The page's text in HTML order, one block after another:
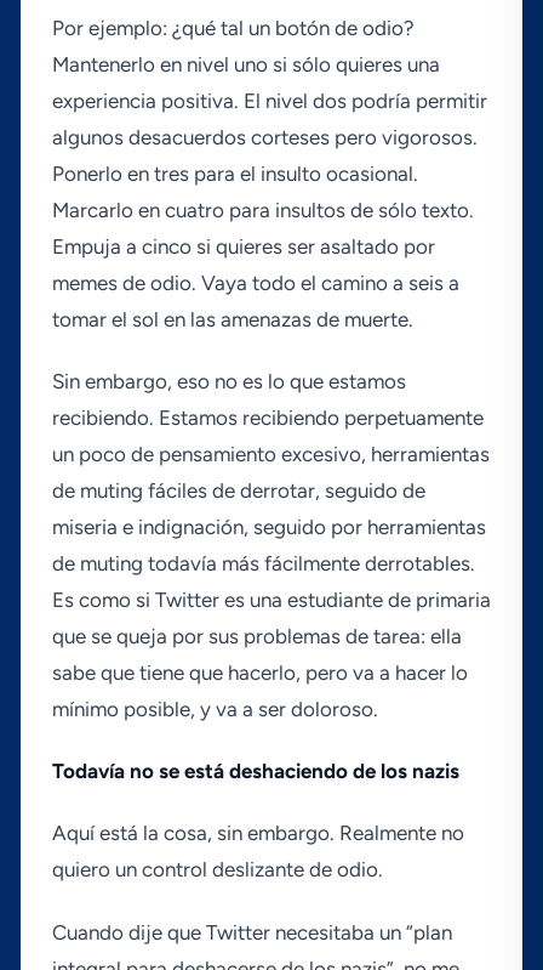
Por ejemplo: ¿qué tal un botón de odio?
Mantenerlo en nivel uno si sólo quieres una
experiencia positiva. El nivel dos podrí­a permitir
algunos desacuerdos corteses pero vigorosos.
Ponerlo en tres para el insulto ocasional.
Marcarlo en cuatro para insultos de sólo texto.
Empuja a cinco si quieres ser asaltado por
memes de odio. Vaya todo el camino a seis a
tomar el sol en las amenazas de muerte.
Sin embargo, eso no es lo que estamos
recibiendo. Estamos recibiendo perpetuamente
un poco de pensamiento excesivo, herramientas
de muting fáciles de derrotar, seguido de
miseria e indignación, seguido por herramientas
de muting todaví­a más fácilmente derrotables.
Es como si Twitter es una estudiante de primaria
que se queja por sus problemas de tarea: ella
sabe que tiene que hacerlo, pero va a hacer lo
mí­nimo posible, y va a ser doloroso.
Todaví­a no se está deshaciendo de los nazis
Aquí­ está la cosa, sin embargo. Realmente no
quiero un control deslizante de odio.
Cuando dije que Twitter necesitaba un “plan